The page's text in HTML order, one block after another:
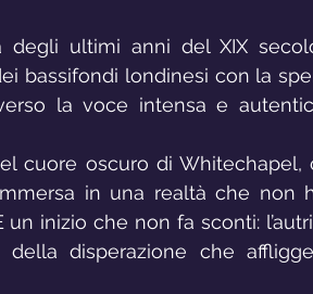
degli ultimi anni del XIX
bassifondi londinesi con la
la voce intensa e
cuore oscuro di Whitechapel,
in una realtà che non
un inizio che non fa sconti:
disperazione che